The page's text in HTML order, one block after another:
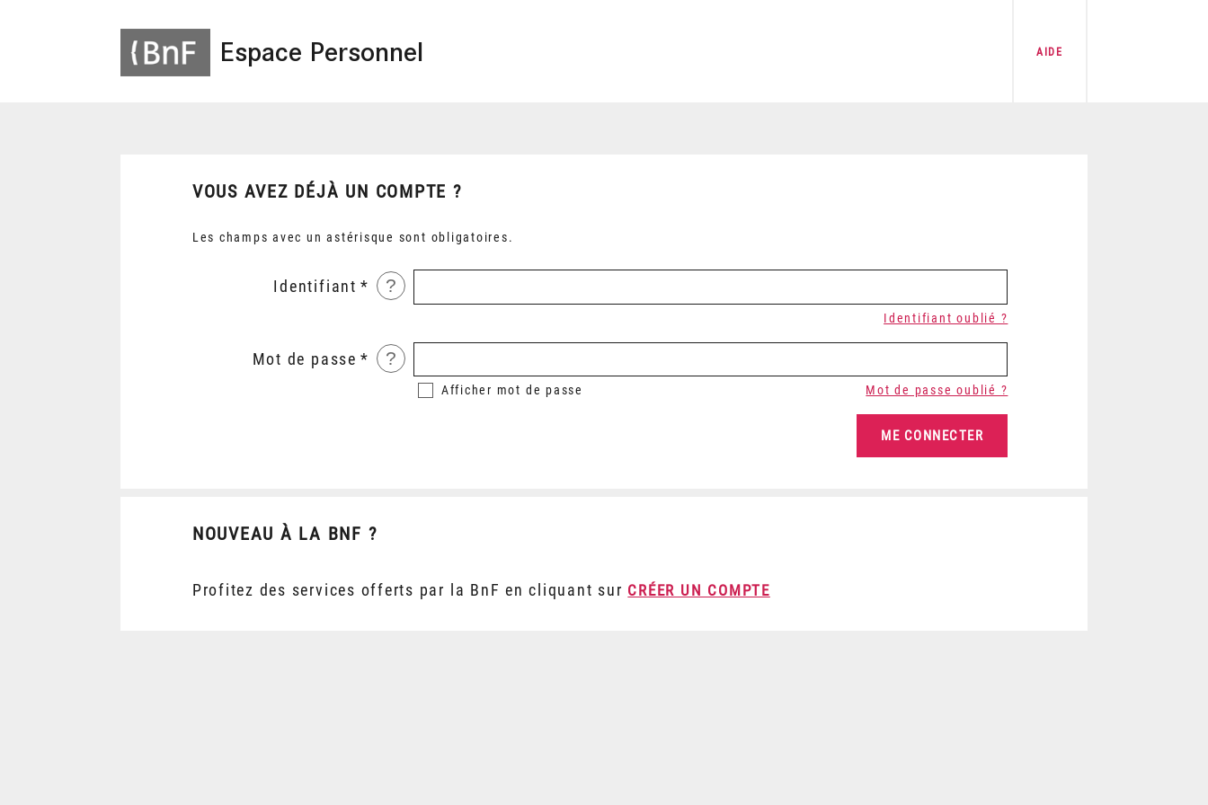
Espace Personnel AIDE
VOUS AVEZ DÉJÀ UN COMPTE ?
Les champs avec un astérisque sont obligatoires.
Identifiant ?
Identifiant oublié ?
Mot de passe ?
Afficher mot de passe Mot de passe oublié ?
NOUVEAU À LA BNF ?
Profitez des services offerts par la BnF en cliquant sur CRÉER UN COMPTE